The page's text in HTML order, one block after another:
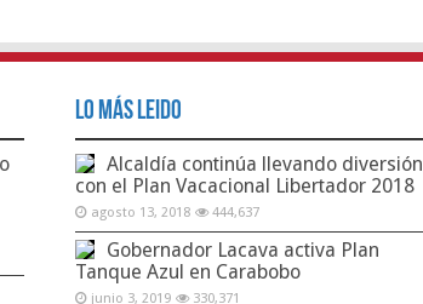
Lo Más Leido
Alcaldía continúa llevando diversión
con el Plan Vacacional Libertador 2018
agosto 13, 2018 444,637
Gobernador Lacava activa Plan
Tanque Azul en Carabobo
junio 3, 2019 330,371